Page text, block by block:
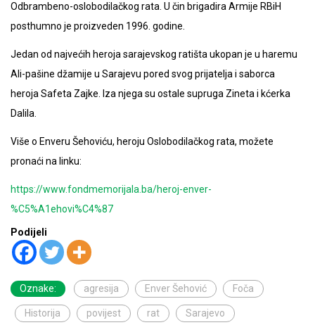
Odbrambeno-oslobodilačkog rata. U čin brigadira Armije RBiH
posthumno je proizveden 1996. godine.
Jedan od najvećih heroja sarajevskog ratišta ukopan je u haremu
Ali-pašine džamije u Sarajevu pored svog prijatelja i saborca
heroja Safeta Zajke. Iza njega su ostale supruga Zineta i kćerka
Dalila.
Više o Enveru Šehoviću, heroju Oslobodilačkog rata, možete
pronaći na linku:
https://www.fondmemorijala.ba/heroj-enver-
%C5%A1ehovi%C4%87
Podijeli
Oznake: agresija Enver Šehović Foča
Historija povijest rat Sarajevo